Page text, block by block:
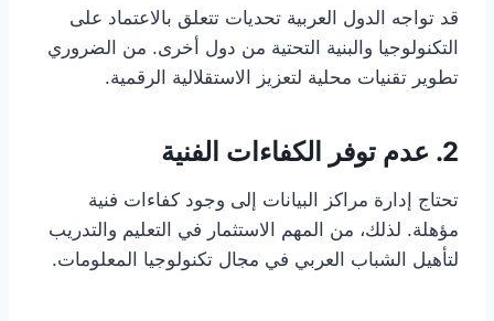
قد تواجه الدول العربية تحديات تتعلق بالاعتماد على
التكنولوجيا والبنية التحتية من دول أخرى. من الضروري
تطوير تقنيات محلية لتعزيز الاستقلالية الرقمية.
2. عدم توفر الكفاءات الفنية
تحتاج إدارة مراكز البيانات إلى وجود كفاءات فنية
مؤهلة. لذلك، من المهم الاستثمار في التعليم والتدريب
لتأهيل الشباب العربي في مجال تكنولوجيا المعلومات.